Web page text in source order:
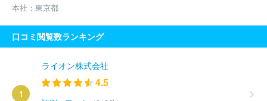
本社： 東京都
口コミ閲覧数ランキング
1
ライオン株式会社
4.5